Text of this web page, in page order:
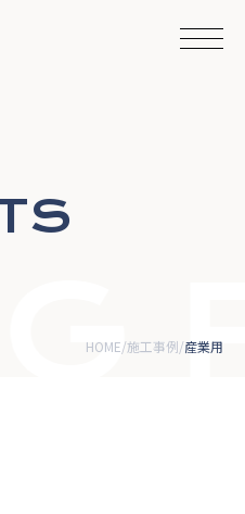
HOME 施工事例 産業用